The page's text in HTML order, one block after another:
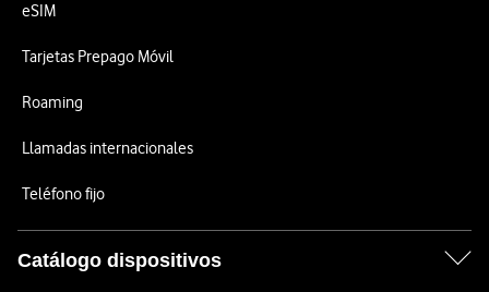
eSIM
Tarjetas Prepago Móvil
Roaming
Llamadas internacionales
Teléfono fijo
Catálogo dispositivos